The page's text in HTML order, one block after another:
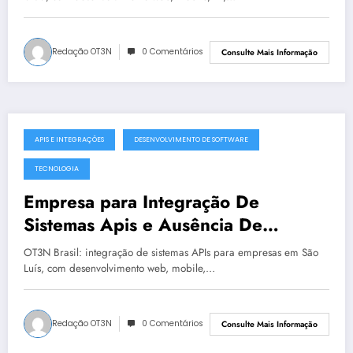
Redação OT3N 0 Comentários Consulte Mais Informação
julho 19, 2025
APIS E INTEGRAÇÕES DESENVOLVIMENTO DE SOFTWARE
TECNOLOGIA
Empresa para Integração De
Sistemas Apis e Ausência De
Governança Técnica em São Luís |
OT3N Brasil – Guia 2199
OT3N Brasil: integração de sistemas APIs para empresas em São
Luís, com desenvolvimento web, mobile,…
Redação OT3N 0 Comentários Consulte Mais Informação